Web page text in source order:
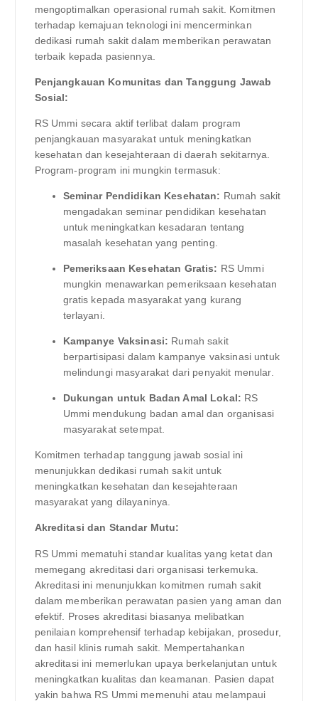
mengoptimalkan operasional rumah sakit. Komitmen
terhadap kemajuan teknologi ini mencerminkan
dedikasi rumah sakit dalam memberikan perawatan
terbaik kepada pasiennya.
Penjangkauan Komunitas dan Tanggung Jawab
Sosial:
RS Ummi secara aktif terlibat dalam program
penjangkauan masyarakat untuk meningkatkan
kesehatan dan kesejahteraan di daerah sekitarnya.
Program-program ini mungkin termasuk:
Seminar Pendidikan Kesehatan: Rumah sakit
mengadakan seminar pendidikan kesehatan
untuk meningkatkan kesadaran tentang
masalah kesehatan yang penting.
Pemeriksaan Kesehatan Gratis: RS Ummi
mungkin menawarkan pemeriksaan kesehatan
gratis kepada masyarakat yang kurang
terlayani.
Kampanye Vaksinasi: Rumah sakit
berpartisipasi dalam kampanye vaksinasi untuk
melindungi masyarakat dari penyakit menular.
Dukungan untuk Badan Amal Lokal: RS
Ummi mendukung badan amal dan organisasi
masyarakat setempat.
Komitmen terhadap tanggung jawab sosial ini
menunjukkan dedikasi rumah sakit untuk
meningkatkan kesehatan dan kesejahteraan
masyarakat yang dilayaninya.
Akreditasi dan Standar Mutu:
RS Ummi mematuhi standar kualitas yang ketat dan
memegang akreditasi dari organisasi terkemuka.
Akreditasi ini menunjukkan komitmen rumah sakit
dalam memberikan perawatan pasien yang aman dan
efektif. Proses akreditasi biasanya melibatkan
penilaian komprehensif terhadap kebijakan, prosedur,
dan hasil klinis rumah sakit. Mempertahankan
akreditasi ini memerlukan upaya berkelanjutan untuk
meningkatkan kualitas dan keamanan. Pasien dapat
yakin bahwa RS Ummi memenuhi atau melampaui